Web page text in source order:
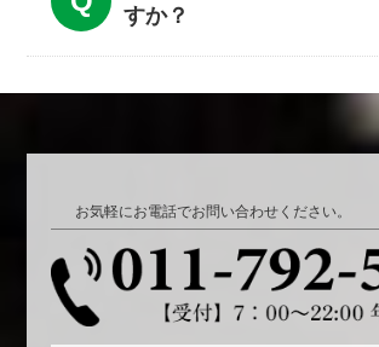
すか？
お気軽にお電話でお問い合わせください。